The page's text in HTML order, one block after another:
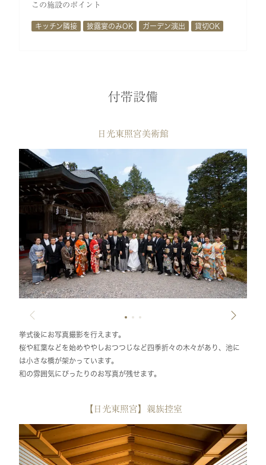
この施設のポイント
キッチン隣接 披露宴のみOK ガーデン演出 貸切OK
付帯設備
日光東照宮美術館
挙式後にお写真撮影を行えます。
桜や紅葉などを始めややしおつつじなど四季折々の木々があり、池に
は小さな橋が架かっています。
和の雰囲気にぴったりのお写真が残せます。
【日光東照宮】親族控室